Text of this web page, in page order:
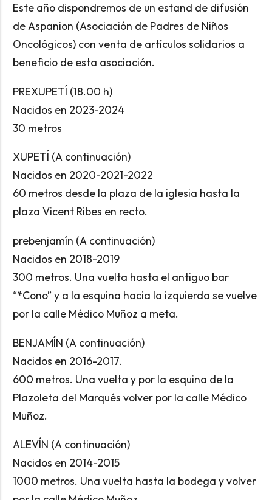
Este año dispondremos de un estand de difusión
de Aspanion (Asociación de Padres de Niños
Oncológicos) con venta de artículos solidarios a
beneficio de esta asociación.
PREXUPETÍ (18.00 h)
Nacidos en 2023-2024
30 metros
XUPETÍ (A continuación)
Nacidos en 2020-2021-2022
60 metros desde la plaza de la iglesia hasta la
plaza Vicent Ribes en recto.
prebenjamín (A continuación)
Nacidos en 2018-2019
300 metros. Una vuelta hasta el antiguo bar
“*Cono” y a la esquina hacia la izquierda se vuelve
por la calle Médico Muñoz a meta.
BENJAMÍN (A continuación)
Nacidos en 2016-2017.
600 metros. Una vuelta y por la esquina de la
Plazoleta del Marqués volver por la calle Médico
Muñoz.
ALEVÍN (A continuación)
Nacidos en 2014-2015
1000 metros. Una vuelta hasta la bodega y volver